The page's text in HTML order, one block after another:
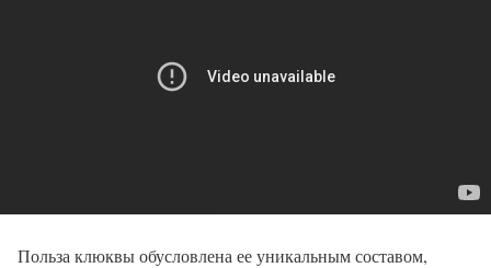
Польза клюквы обусловлена ее уникальным составом,